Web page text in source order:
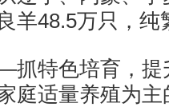
羊48.5万只，纯
色培育，提升
庭适量养殖为